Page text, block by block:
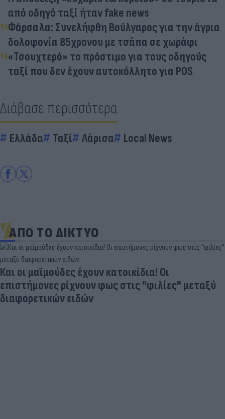
από οδηγό ταξί ήταν fake news
Φάρσαλα: Συνελήφθη Βούλγαρος για την άγρια
δολοφονία 85χρονου με τσάπα σε χωράφι
«Τσουχτερό» το πρόστιμο για τους οδηγούς
ταξί που δεν έχουν αυτοκόλλητο για POS
Διάβασε περισσότερα
Ελλάδα Ταξί Λάρισα Local News
ΑΠΟ ΤΟ ΔΙΚΤΥΟ